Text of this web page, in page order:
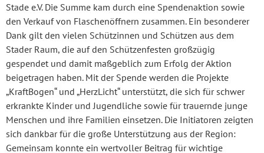
Stade e.V. Die Summe kam durch eine Spendenaktion sowie
den Verkauf von Flaschenöffnern zusammen. Ein besonderer
Dank gilt den vielen Schützinnen und Schützen aus dem
Stader Raum, die auf den Schützenfesten großzügig
gespendet und damit maßgeblich zum Erfolg der Aktion
beigetragen haben. Mit der Spende werden die Projekte
„KraftBogen“ und „HerzLicht“ unterstützt, die sich für schwer
erkrankte Kinder und Jugendliche sowie für trauernde junge
Menschen und ihre Familien einsetzen. Die Initiatoren zeigten
sich dankbar für die große Unterstützung aus der Region:
Gemeinsam konnte ein wertvoller Beitrag für wichtige